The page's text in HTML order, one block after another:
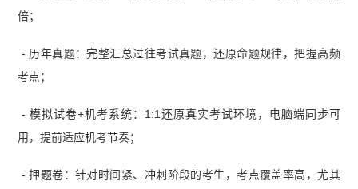
倍；
- 历年真题：完整汇总过往考试真题，还原命题规律，把握高频
考点；
- 模拟试卷+机考系统：1:1还原真实考试环境，电脑端同步可
用，提前适应机考节奏；
- 押题卷：针对时间紧、冲刺阶段的考生，考点覆盖率高，尤其